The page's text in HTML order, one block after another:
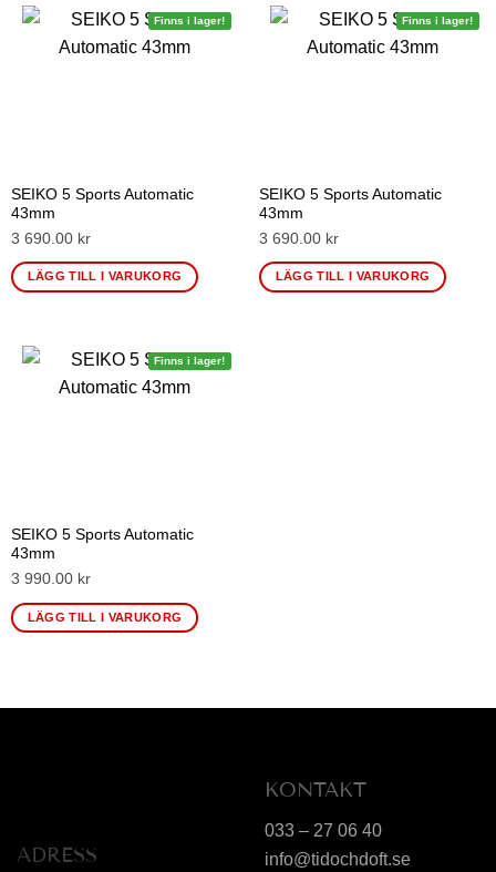
Finns i lager!
SEIKO 5 Sports Automatic
43mm
3 690.00 kr
LÄGG TILL I VARUKORG
Finns i lager!
SEIKO 5 Sports Automatic
43mm
3 690.00 kr
LÄGG TILL I VARUKORG
Finns i lager!
SEIKO 5 Sports Automatic
43mm
3 990.00 kr
LÄGG TILL I VARUKORG
ADRESS
KONTAKT
033 – 27 06 40
info@tidochdoft.se